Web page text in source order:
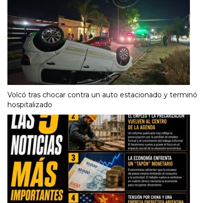
Volcó tras chocar contra un auto estacionado y terminó
hospitalizado